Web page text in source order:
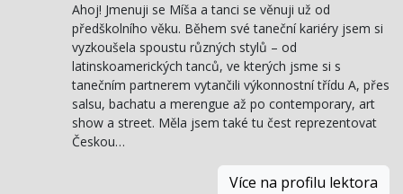
Ahoj! Jmenuji se Míša a tanci se věnuji už od
předškolního věku. Během své taneční kariéry jsem si
vyzkoušela spoustu různých stylů – od
latinskoamerických tanců, ve kterých jsme si s
tanečním partnerem vytančili výkonnostní třídu A, přes
salsu, bachatu a merengue až po contemporary, art
show a street. Měla jsem také tu čest reprezentovat
Českou…
Více na profilu lektora